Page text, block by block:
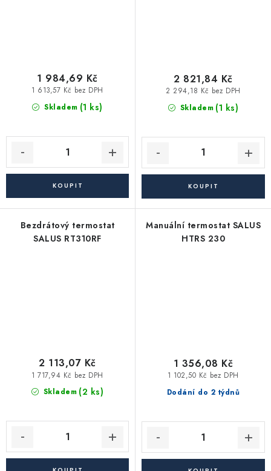
Skladem (1 ks)
1 613,57 Kč bez DPH
1 984,69 Kč
Skladem (1 ks)
2 294,18 Kč bez DPH
2 821,84 Kč
Bezdrátový termostat
SALUS RT310RF
Skladem (2 ks)
1 717,94 Kč bez DPH
2 113,07 Kč
Manuální termostat SALUS
HTRS 230
Dodání do 2 týdnů
1 102,50 Kč bez DPH
1 356,08 Kč